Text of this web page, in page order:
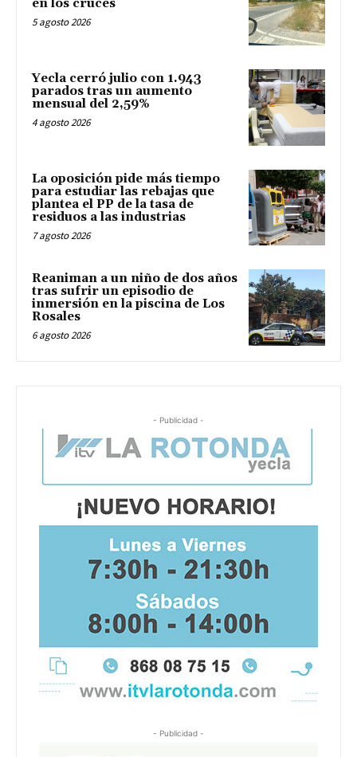
en los cruces
5 agosto 2026
Yecla cerró julio con 1.943
parados tras un aumento
mensual del 2,59%
4 agosto 2026
La oposición pide más tiempo
para estudiar las rebajas que
plantea el PP de la tasa de
residuos a las industrias
7 agosto 2026
Reaniman a un niño de dos años
tras sufrir un episodio de
inmersión en la piscina de Los
Rosales
6 agosto 2026
- Publicidad -
- Publicidad -